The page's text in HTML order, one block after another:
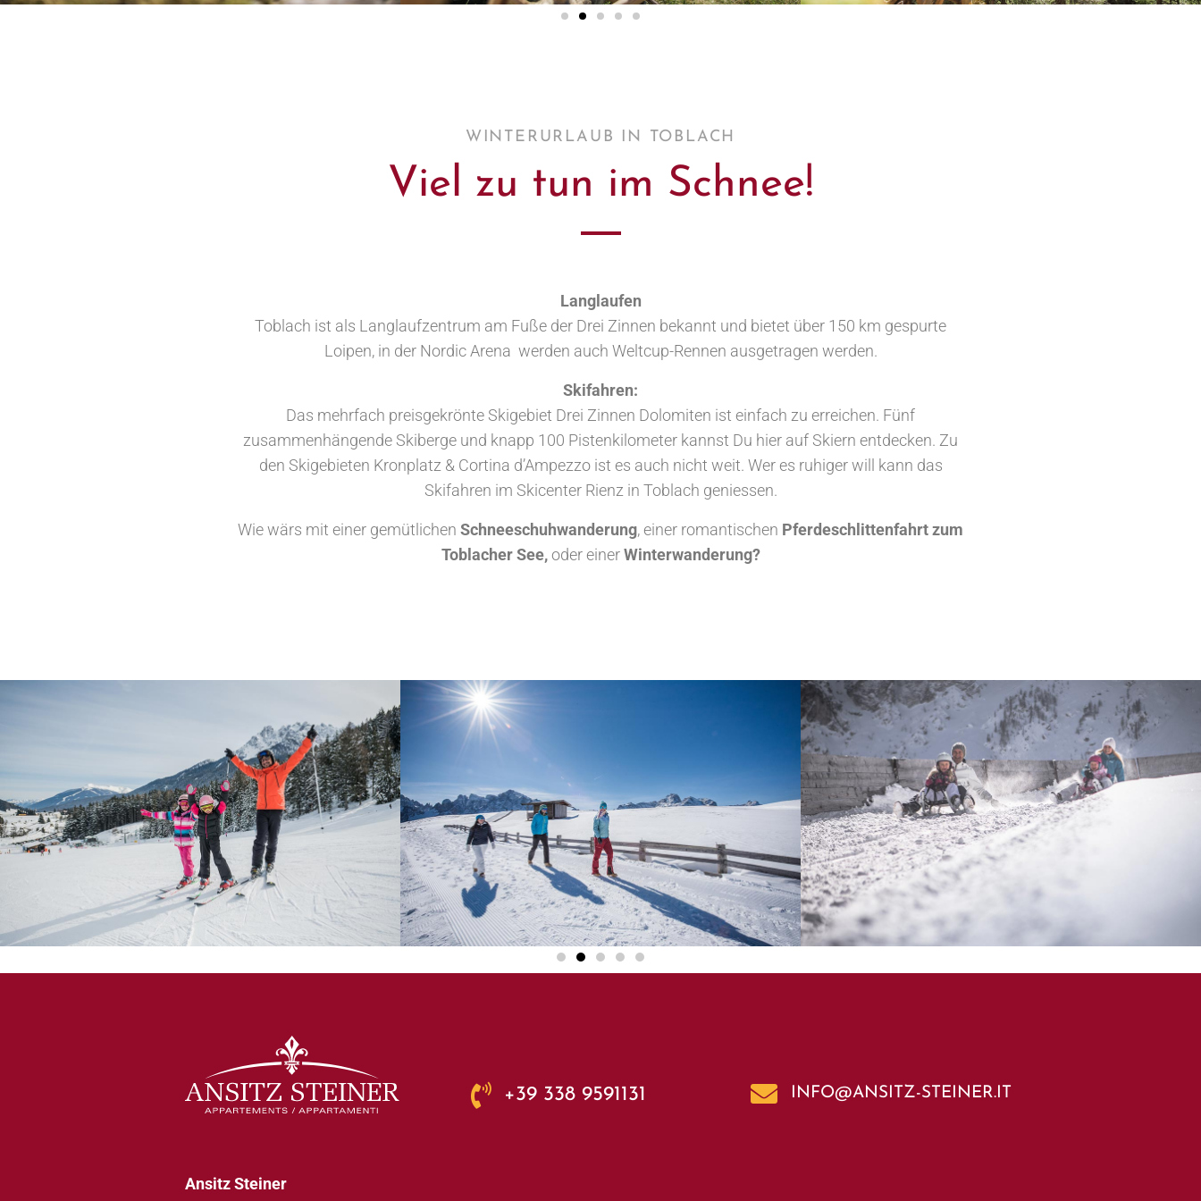
WINTERURLAUB IN TOBLACH
Viel zu tun im Schnee!
Langlaufen
Toblach ist als Langlaufzentrum am Fuße der Drei Zinnen bekannt und bietet über 150 km gespurte
Loipen, in der Nordic Arena werden auch Weltcup-Rennen ausgetragen werden.
Skifahren:
Das mehrfach preisgekrönte Skigebiet Drei Zinnen Dolomiten ist einfach zu erreichen. Fünf
zusammenhängende Skiberge und knapp 100 Pistenkilometer kannst Du hier auf Skiern entdecken. Zu
den Skigebieten Kronplatz & Cortina d’Ampezzo ist es auch nicht weit. Wer es ruhiger will kann das
Skifahren im Skicenter Rienz in Toblach geniessen.
Wie wärs mit einer gemütlichen Schneeschuhwanderung, einer romantischen Pferdeschlittenfahrt zum
Toblacher See,oder einerWinterwanderung?
Ansitz Steiner
+39 338 9591131 INFO@ANSITZ-STEINER.IT